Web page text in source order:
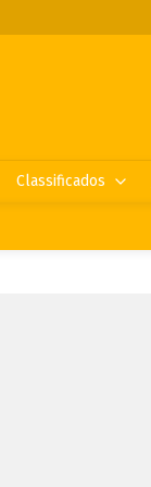
Classificados